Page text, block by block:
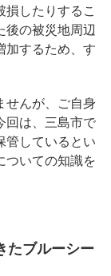
したりするこ
後の被災地周辺
加するため、す
んが、ご自身
回は、三島市で
管しているとい
ついての知識を
たブルーシー